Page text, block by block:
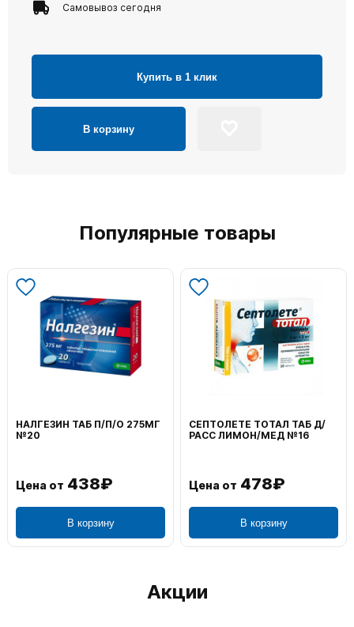
Самовывоз сегодня
Купить в 1 клик
В корзину
Популярные товары
НАЛГЕЗИН ТАБ П/П/О 275МГ
№20
Цена от 438₽
В корзину
СЕПТОЛЕТЕ ТОТАЛ ТАБ Д/
РАСС ЛИМОН/МЕД №16
Цена от 478₽
В корзину
Акции